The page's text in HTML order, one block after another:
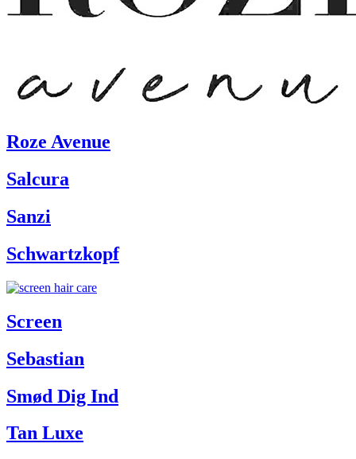
Roze Avenue
Salcura
Sanzi
Schwartzkopf
Screen
Sebastian
Smød Dig Ind
Tan Luxe